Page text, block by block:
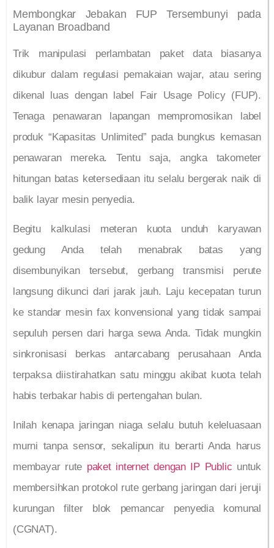
Membongkar Jebakan FUP Tersembunyi pada
Layanan Broadband
Trik manipulasi perlambatan paket data biasanya
dikubur dalam regulasi pemakaian wajar, atau sering
dikenal luas dengan label Fair Usage Policy (FUP).
Tenaga penawaran lapangan mempromosikan label
produk “Kapasitas Unlimited” pada bungkus kemasan
penawaran mereka. Tentu saja, angka takometer
hitungan batas ketersediaan itu selalu bergerak naik di
balik layar mesin penyedia.
Begitu kalkulasi meteran kuota unduh karyawan
gedung Anda telah menabrak batas yang
disembunyikan tersebut, gerbang transmisi perute
langsung dikunci dari jarak jauh. Laju kecepatan turun
ke standar mesin fax konvensional yang tidak sampai
sepuluh persen dari harga sewa Anda. Tidak mungkin
sinkronisasi berkas antarcabang perusahaan Anda
terpaksa diistirahatkan satu minggu akibat kuota telah
habis terbakar habis di pertengahan bulan.
Inilah kenapa jaringan niaga selalu butuh keleluasaan
murni tanpa sensor, sekalipun itu berarti Anda harus
membayar rute paket internet dengan IP Public untuk
membersihkan protokol rute gerbang jaringan dari jeruji
kurungan filter blok pemancar penyedia komunal
(CGNAT).